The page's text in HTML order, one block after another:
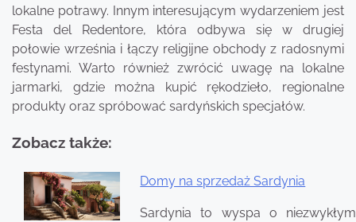
lokalne potrawy. Innym interesującym wydarzeniem jest
Festa del Redentore, która odbywa się w drugiej
połowie września i łączy religijne obchody z radosnymi
festynami. Warto również zwrócić uwagę na lokalne
jarmarki, gdzie można kupić rękodzieło, regionalne
produkty oraz spróbować sardyńskich specjałów.
Zobacz także:
Domy na sprzedaż Sardynia
Sardynia to wyspa o niezwykłym
Nawigacja